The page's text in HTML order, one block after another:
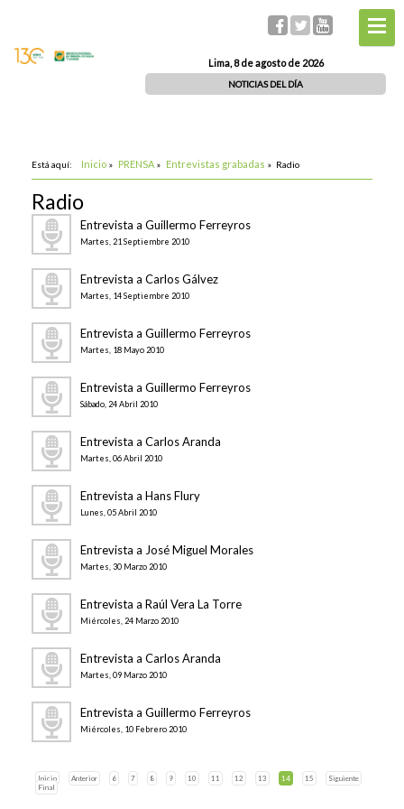
Lima, 8 de agosto de 2026
NOTICIAS DEL DÍA
Está aquí: Inicio » PRENSA » Entrevistas grabadas » Radio
Radio
Entrevista a Guillermo Ferreyros
Martes, 21 Septiembre 2010
Entrevista a Carlos Gálvez
Martes, 14 Septiembre 2010
Entrevista a Guillermo Ferreyros
Martes, 18 Mayo 2010
Entrevista a Guillermo Ferreyros
Sábado, 24 Abril 2010
Entrevista a Carlos Aranda
Martes, 06 Abril 2010
Entrevista a Hans Flury
Lunes, 05 Abril 2010
Entrevista a José Miguel Morales
Martes, 30 Marzo 2010
Entrevista a Raúl Vera La Torre
Miércoles, 24 Marzo 2010
Entrevista a Carlos Aranda
Martes, 09 Marzo 2010
Entrevista a Guillermo Ferreyros
Miércoles, 10 Febrero 2010
Inicio Anterior 6 7 8 9 10 11 12 13 14 15
Siguiente
Final